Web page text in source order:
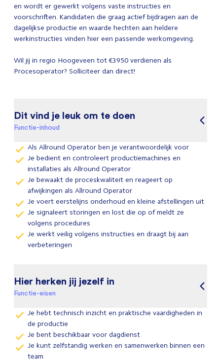
en wordt er gewerkt volgens vaste instructies en
voorschriften. Kandidaten die graag actief bijdragen aan de
dagelijkse productie en waarde hechten aan heldere
werkinstructies vinden hier een passende werkomgeving.
Wil jij in regio Hoogeveen tot €3950 verdienen als
Procesoperator? Solliciteer dan direct!
Dit vind je leuk om te doen
Functie-inhoud
Als Allround Operator ben je verantwoordelijk voor
Je bedient en controleert productiemachines en
installaties als Allround Operator
Je bewaakt de proceskwaliteit en reageert op
afwijkingen als Allround Operator
Je voert eerstelijns onderhoud en kleine afstellingen uit
Je signaleert storingen en lost die op of meldt ze
volgens procedures
Je werkt veilig volgens instructies en draagt bij aan
verbeteringen
Hier herken jij jezelf in
Functie-eisen
Je hebt technisch inzicht en praktische vaardigheden in
de productie
Je bent beschikbaar voor dagdienst
Je kunt zelfstandig werken en samenwerken binnen een
team